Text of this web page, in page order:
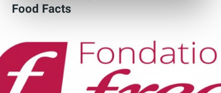
Food Facts